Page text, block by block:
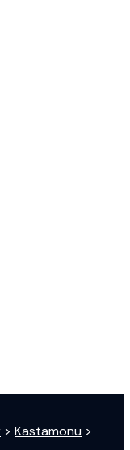
> Kastamonu >